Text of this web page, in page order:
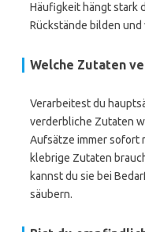
Häufigkeit hängt stark
Rückstände bilden
Welche Zutaten
Verarbeitest du
verderbliche Zutaten
Aufsätze immer sofort
klebrige Zutaten
kannst du sie bei
säubern.